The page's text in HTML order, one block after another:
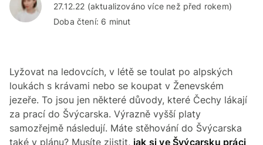
27.12.22 (aktualizováno více než před rokem)
Doba čtení: 6 minut
Lyžovat na ledovcích, v létě se toulat po alpských
loukách s krávami nebo se koupat v Ženevském
jezeře. To jsou jen některé důvody, které Čechy lákají
za prací do Švýcarska. Výrazně vyšší platy
samozřejmě následují. Máte stěhování do Švýcarska
také v plánu? Musíte zjistit, jak si ve Švýcarsku práci